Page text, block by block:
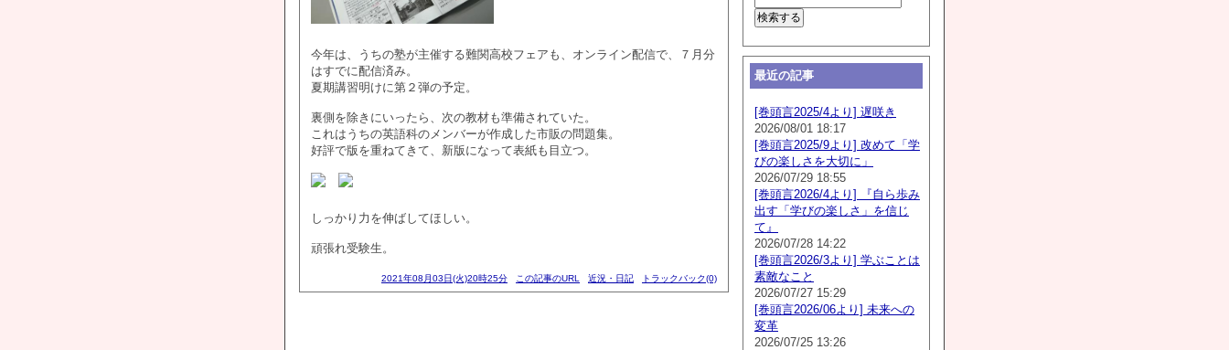
今年は、うちの塾が主催する難関高校フェアも、オンライン配信で、７月分
はすでに配信済み。
夏期講習明けに第２弾の予定。
裏側を除きにいったら、次の教材も準備されていた。
これはうちの英語科のメンバーが作成した市販の問題集。
好評で版を重ねてきて、新版になって表紙も目立つ。
しっかり力を伸ばしてほしい。
頑張れ受験生。
2021年08月03日(火)20時25分 この記事のURL 近況・日記 トラックバック(0)
最近の記事
[巻頭言2025/4より] 遅咲き
2026/08/01 18:17
[巻頭言2025/9より] 改めて「学
びの楽しさを大切に」
2026/07/29 18:55
[巻頭言2026/4より] 『自ら歩み
出す「学びの楽しさ」を信じ
て』
2026/07/28 14:22
[巻頭言2026/3より] 学ぶことは
素敵なこと
2026/07/27 15:29
[巻頭言2026/06より] 未来への
変革
2026/07/25 13:26